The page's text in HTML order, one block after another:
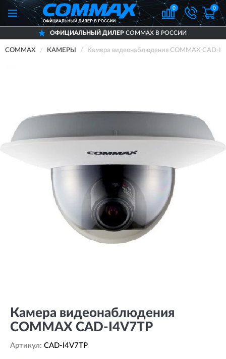
0 0
ОФИЦИАЛЬНЫЙ ДИЛЕР COMMAX В РОССИИ
COMMAX КАМЕРЫ Камера видеонаблюдения COMMAX CAD-
Камера видеонаблюдения
COMMAX CAD-I4V7TP
Артикул: CAD-I4V7TP